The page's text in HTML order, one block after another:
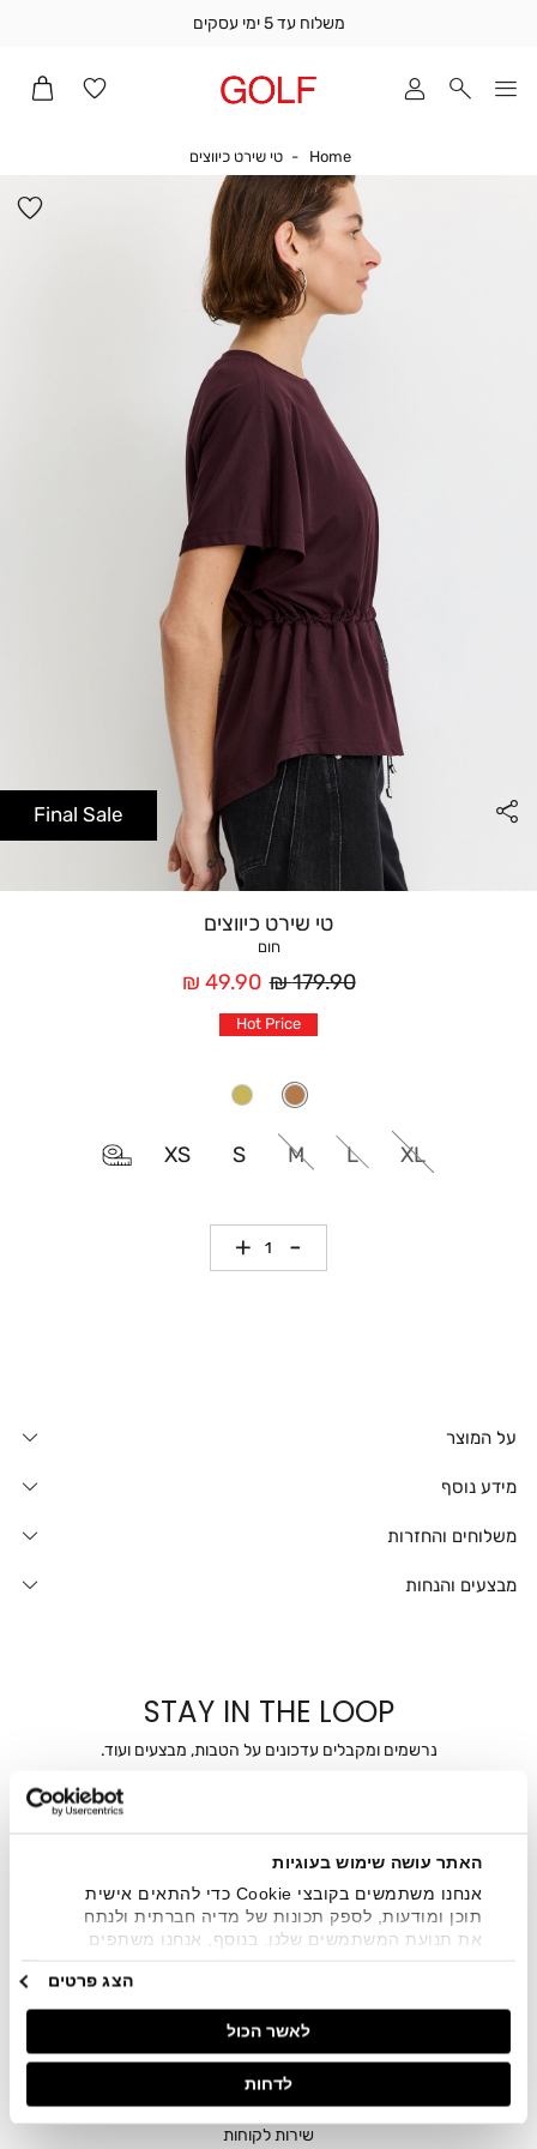
האתר עושה שימוש בעוגיות
אנחנו משתמשים בקובצי Cookie כדי להתאים אישית
תוכן ומודעות, לספק תכונות של מדיה חברתית ולנתח
את תנועת המשתמשים שלנו. בנוסף, אנחנו משתפים
מתחומי המדיה החברתית, הפרסום וניתוח הנתונים.
גורמים אלה עשויים לשלב את הנתונים האלה עם מידע
אחר שסיפקתם או שהם אספו בעקבות השימוש שעשיתם
בשירותים שלהם.
הצג פרטים
לאשר הכול
לדחות
משלוח עד 5 ימי עסקים
Home
Homeטי שירט כיווצים
טי שירט כיווצים
חום
מחיר
אחרי
הנחה
49.90 ₪
מחיר
179.90 ₪
Hot Price
XS S M L XL
כמות
על המוצר
מידע נוסף
משלוחים והחזרות
מבצעים והנחות
Final Sale
STAY IN THE LOOP
נרשמים ומקבלים עדכונים על הטבות, מבצעים ועוד.
שיווקיים בכלל פרטי הקשר המצויים בידי החברה ובכלל זה דוא"ל
SMS ועוד. המידע ייאסף בהתאם למדיניות הפרטיות של החברה.
"צפייה במדיניות הפרטיות".
חנויות
שירות לקוחות